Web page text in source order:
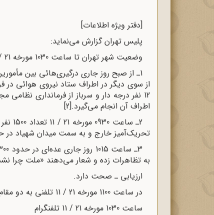
[دفتر ویژه اطلاعات]
پلیس تهران گزارش می‌نماید:
وضعیت شهر تهران تا ساعت 1030 مورخه 21 / 11:
1ـ از صبح روز جارى درگیری‌هائى بین
از سوى دیگر در اطراف ستاد نیروى هوائى در
12 نفر درجه دار و سرباز از فرماندارى
اطراف آن انجام می‌گیرد.[2]
2ـ
تحریک‌آمیز خارج و به سمت میدان شهیاد
به تظاهرات زده و شعار می‌دهند «ملت چرا
ارزیابى ـ صحت دارد.
در ساعت 1100 مورخه 21 / 11 تلفنى به دو مقام اطلاع داده شد.
ساعت 1030 مورخه 21 / 11 تلفنگرام